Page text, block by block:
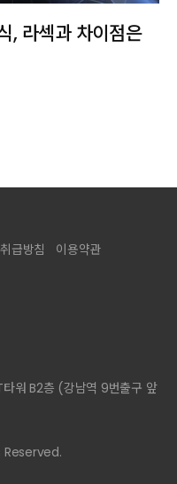
, 라섹과 차이점은
급방침 이용약관
워 B2층 (강남역 9번출구 앞
Reserved.